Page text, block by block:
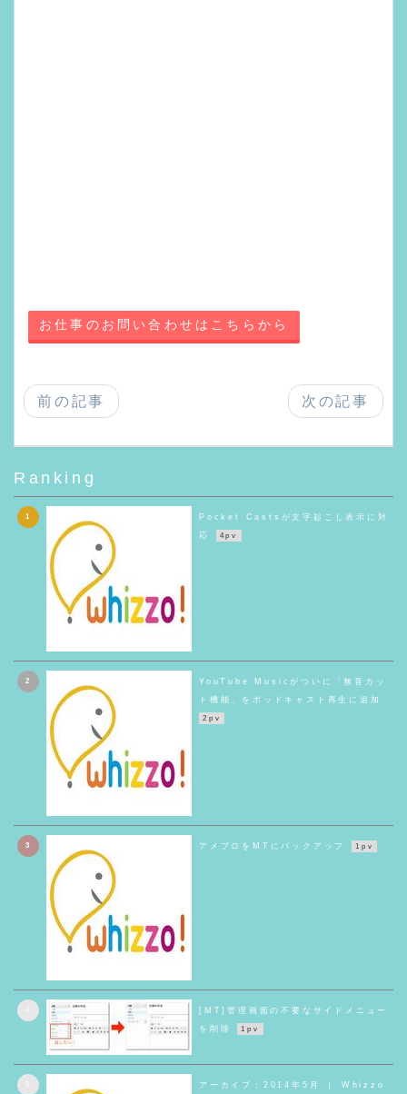
お仕事のお問い合わせはこちらから
前の記事 次の記事
Ranking
1
Pocket Castsが文字起こし表示に対
応
4pv
2
YouTube Musicがついに「無音カッ
ト機能」をポッドキャスト再生に追加
2pv
3 アメブロをMTにバックアップ 1pv
[MT]管理画面の不要なサイドメニュー
を削除
1pv
アーカイブ：2014年5月 ｜ Whizzo